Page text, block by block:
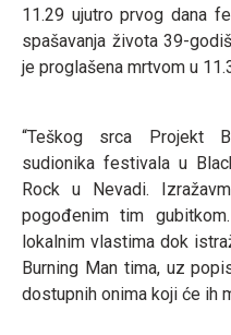
11.29 ujutro prvog dana
spašavanja života 39-
je proglašena mrtvom u
“Teškog srca Projekt
sudionika festivala u
Rock u Nevadi.
pogođenim tim
lokalnim vlastima dok
Burning Man tima, uz
dostupnih onima koji će ih